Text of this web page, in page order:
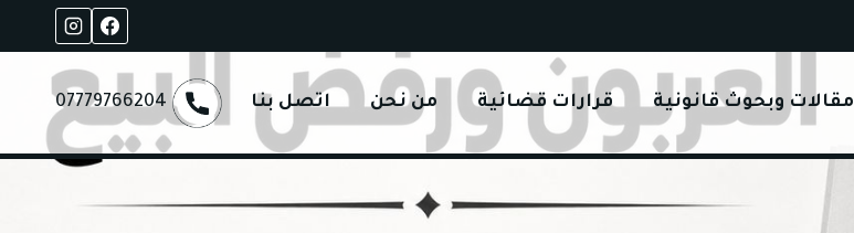
مقالات وبحوث قانونية قرارات قضائية من نحن اتصل بنا 07779766204